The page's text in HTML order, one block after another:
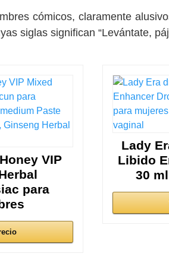
cómicos, claramente
siglas significan “Levántate,
VIP
para
Lady
Libido
30